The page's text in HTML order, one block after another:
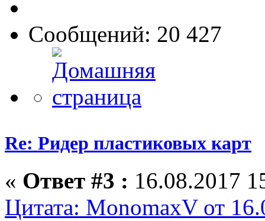
Сообщений: 20 427
Re: Ридер пластиковых карт
« Ответ #3 : 16.08.2017
Цитата: MonomaxV от